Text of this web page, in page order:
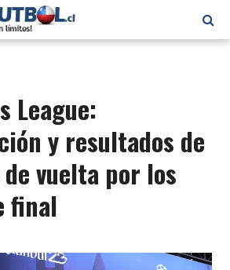
League:
y resultados de
vuelta por los
final